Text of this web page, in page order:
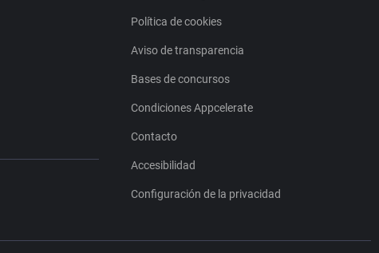
Política de cookies
Aviso de transparencia
Bases de concursos
Condiciones Appcelerate
Contacto
Accesibilidad
Configuración de la privacidad